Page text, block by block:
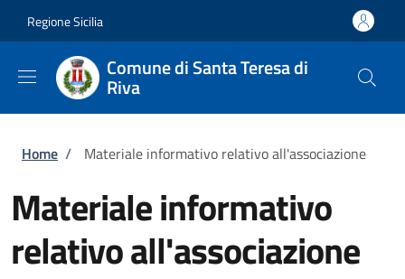
Regione Sicilia
Comune di Santa Teresa di
Riva
Briciole di pane
Home / Materiale informativo relativo all'associazione
Materiale informativo
relativo all'associazione